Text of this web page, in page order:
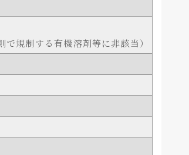
規制する有機溶剤等に非該当）